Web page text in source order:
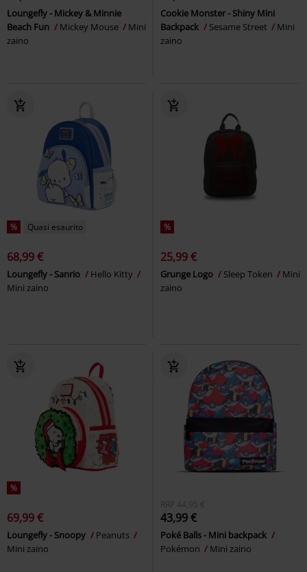
Loungefly - Mickey & Minnie
Beach Fun
Mickey Mouse
Mini
zaino
Cookie Monster - Shiny Mini
Backpack
Sesame Street
Mini
zaino
% Quasi esaurito
68,99 €
Loungefly - Sanrio
Hello Kitty
Mini zaino
%
25,99 €
Grunge Logo Sleep Token
Mini
zaino
%
69,99 €
Loungefly - Snoopy
Peanuts
Mini zaino
RRP 44,95 €
43,99 €
Poké Balls - Mini backpack
Pokémon
Mini zaino